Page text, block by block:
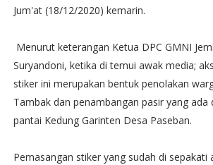
Jum'at (18/12/2020) kemarin.
Menurut keterangan Ketua DPC GMNI
Suryandoni, ketika di temui awak media;
stiker ini merupakan bentuk penolakan
Tambak dan penambangan pasir yang ada
pantai Kedung Garinten Desa Paseban.
Pemasangan stiker yang sudah di sepakati